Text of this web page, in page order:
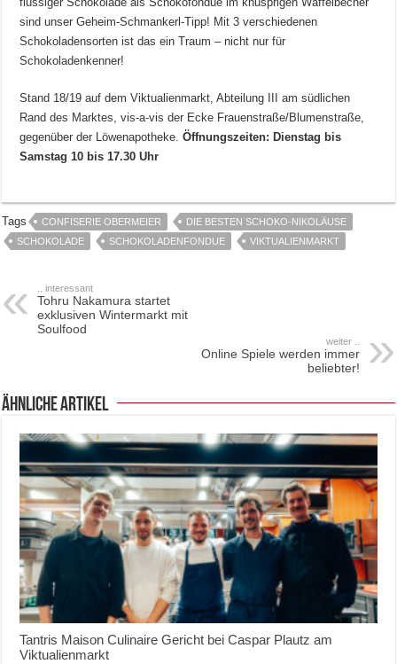
sind unser Geheim-Schmankerl-Tipp! Mit 3 verschiedenen
Schokoladensorten ist das ein Traum – nicht nur für
Schokoladenkenner!
Stand 18/19 auf dem Viktualienmarkt, Abteilung III am südlichen
Rand des Marktes, vis-a-vis der Ecke Frauenstraße/Blumenstraße,
gegenüber der Löwenapotheke.Öffnungszeiten: Dienstag bis
Samstag 10 bis 17.30 Uhr
Tags CONFISERIE OBERMEIER
DIE BESTEN SCHOKO-NIKOLÄUSE
SCHOKOLADE
SCHOKOLADENFONDUE VIKTUALIENMARKT
.. interessant
Tohru Nakamura startet
exklusiven Wintermarkt mit
Soulfood
weiter ..
Online Spiele werden immer
beliebter!
ähnliche Artikel
Tantris Maison Culinaire Gericht bei Caspar Plautz am
Viktualienmarkt